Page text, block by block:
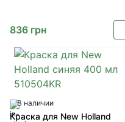
836 грн
В наличии
Краска для New Holland